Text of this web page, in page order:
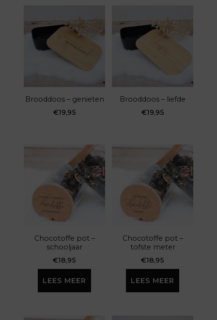
Brooddoos – genieten
€19,95
Brooddoos – liefde
€19,95
Chocotoffe pot –
schooljaar
€18,95
LEES MEER
Chocotoffe pot –
tofste meter
€18,95
LEES MEER